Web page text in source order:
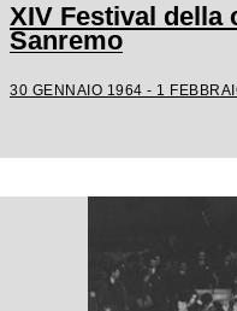
XIV Festival della
Sanremo
30 GENNAIO 1964 - 1